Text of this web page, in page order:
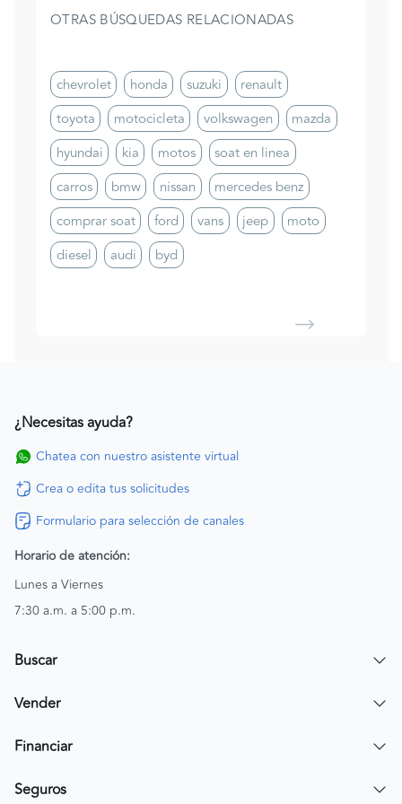
OTRAS BÚSQUEDAS RELACIONADAS
chevrolet honda suzuki
renault
toyota
motocicleta volkswagen
mazda
hyundai
kia motos
soat en linea
carros
bmw nissan
mercedes benz
comprar soat
ford vans jeep
moto
diesel
audi byd
¿Necesitas ayuda?
Chatea con nuestro asistente virtual
Crea o edita tus solicitudes
Formulario para selección de canales
Horario de atención:
Lunes a Viernes
7:30 a.m. a 5:00 p.m.
Buscar
Encuentra un carro
Vender
Publicar mi vehículo
Financiar
Simular crédito
Seguros